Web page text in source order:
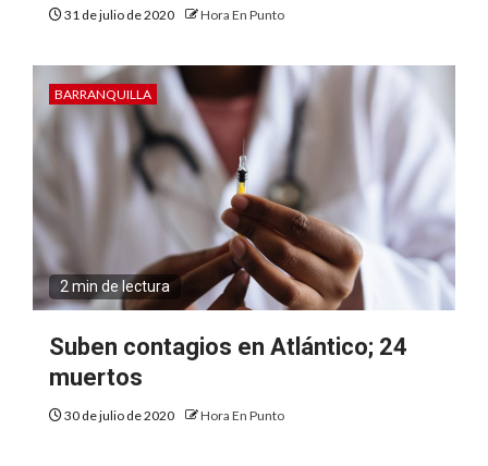
31 de julio de 2020 Hora En Punto
BARRANQUILLA
2 min de lectura
Suben contagios en Atlántico; 24
muertos
30 de julio de 2020 Hora En Punto